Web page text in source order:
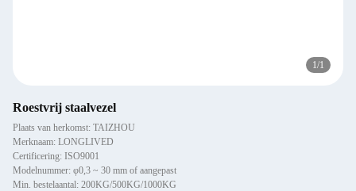
1/1
Roestvrij staalvezel
Plaats van herkomst: TAIZHOU
Merknaam: LONGLIVED
Certificering: ISO9001
Modelnummer: φ0,3 ~ 30 mm of aangepast
Min. bestelaantal: 200KG/500KG/1000KG